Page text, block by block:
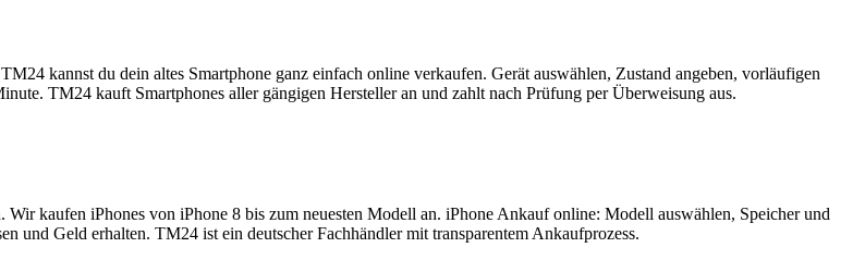
kannst du dein altes Smartphone ganz einfach online verkaufen. Gerät auswählen, Zustand angeben, vorläufigen
TM24 kauft Smartphones aller gängigen Hersteller an und zahlt nach Prüfung per Überweisung aus.
kaufen iPhones von iPhone 8 bis zum neuesten Modell an. iPhone Ankauf online: Modell auswählen, Speicher und
und Geld erhalten. TM24 ist ein deutscher Fachhändler mit transparentem Ankaufprozess.